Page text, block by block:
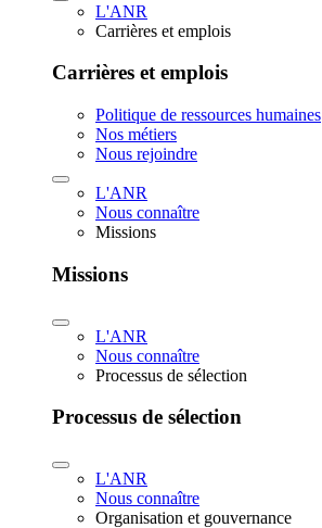
L'ANR
Carrières et emplois
Carrières et emplois
Politique de ressources humaines
Nos métiers
Nous rejoindre
L'ANR
Nous connaître
Missions
Missions
L'ANR
Nous connaître
Processus de sélection
Processus de sélection
L'ANR
Nous connaître
Organisation et gouvernance